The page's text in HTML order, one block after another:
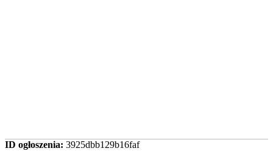
ID ogłoszenia: 3925dbb129b16faf